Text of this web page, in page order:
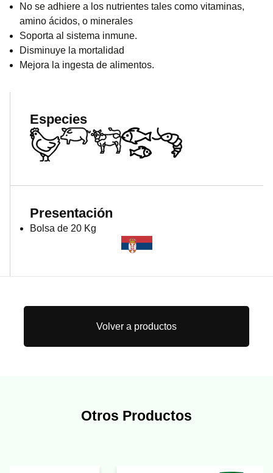
No se adhiere a los nutrientes tales como vitaminas,
amino ácidos, o minerales
Soporta al sistema inmune.
Disminuye la mortalidad
Mejora la ingesta de alimentos.
Especies
Presentación
Bolsa de 20 Kg
Volver a productos
Otros Productos